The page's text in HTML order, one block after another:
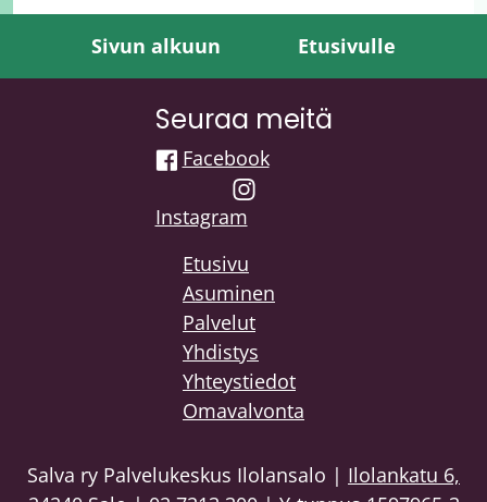
Sivun alkuun Etusivulle
Seuraa meitä
Facebook
Instagram
Etusivu
Asuminen
Palvelut
Yhdistys
Yhteystiedot
Omavalvonta
Salva ry Palvelukeskus Ilolansalo | Ilolankatu 6,